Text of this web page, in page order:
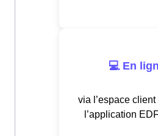
💻 En
via l’espace client
l’application